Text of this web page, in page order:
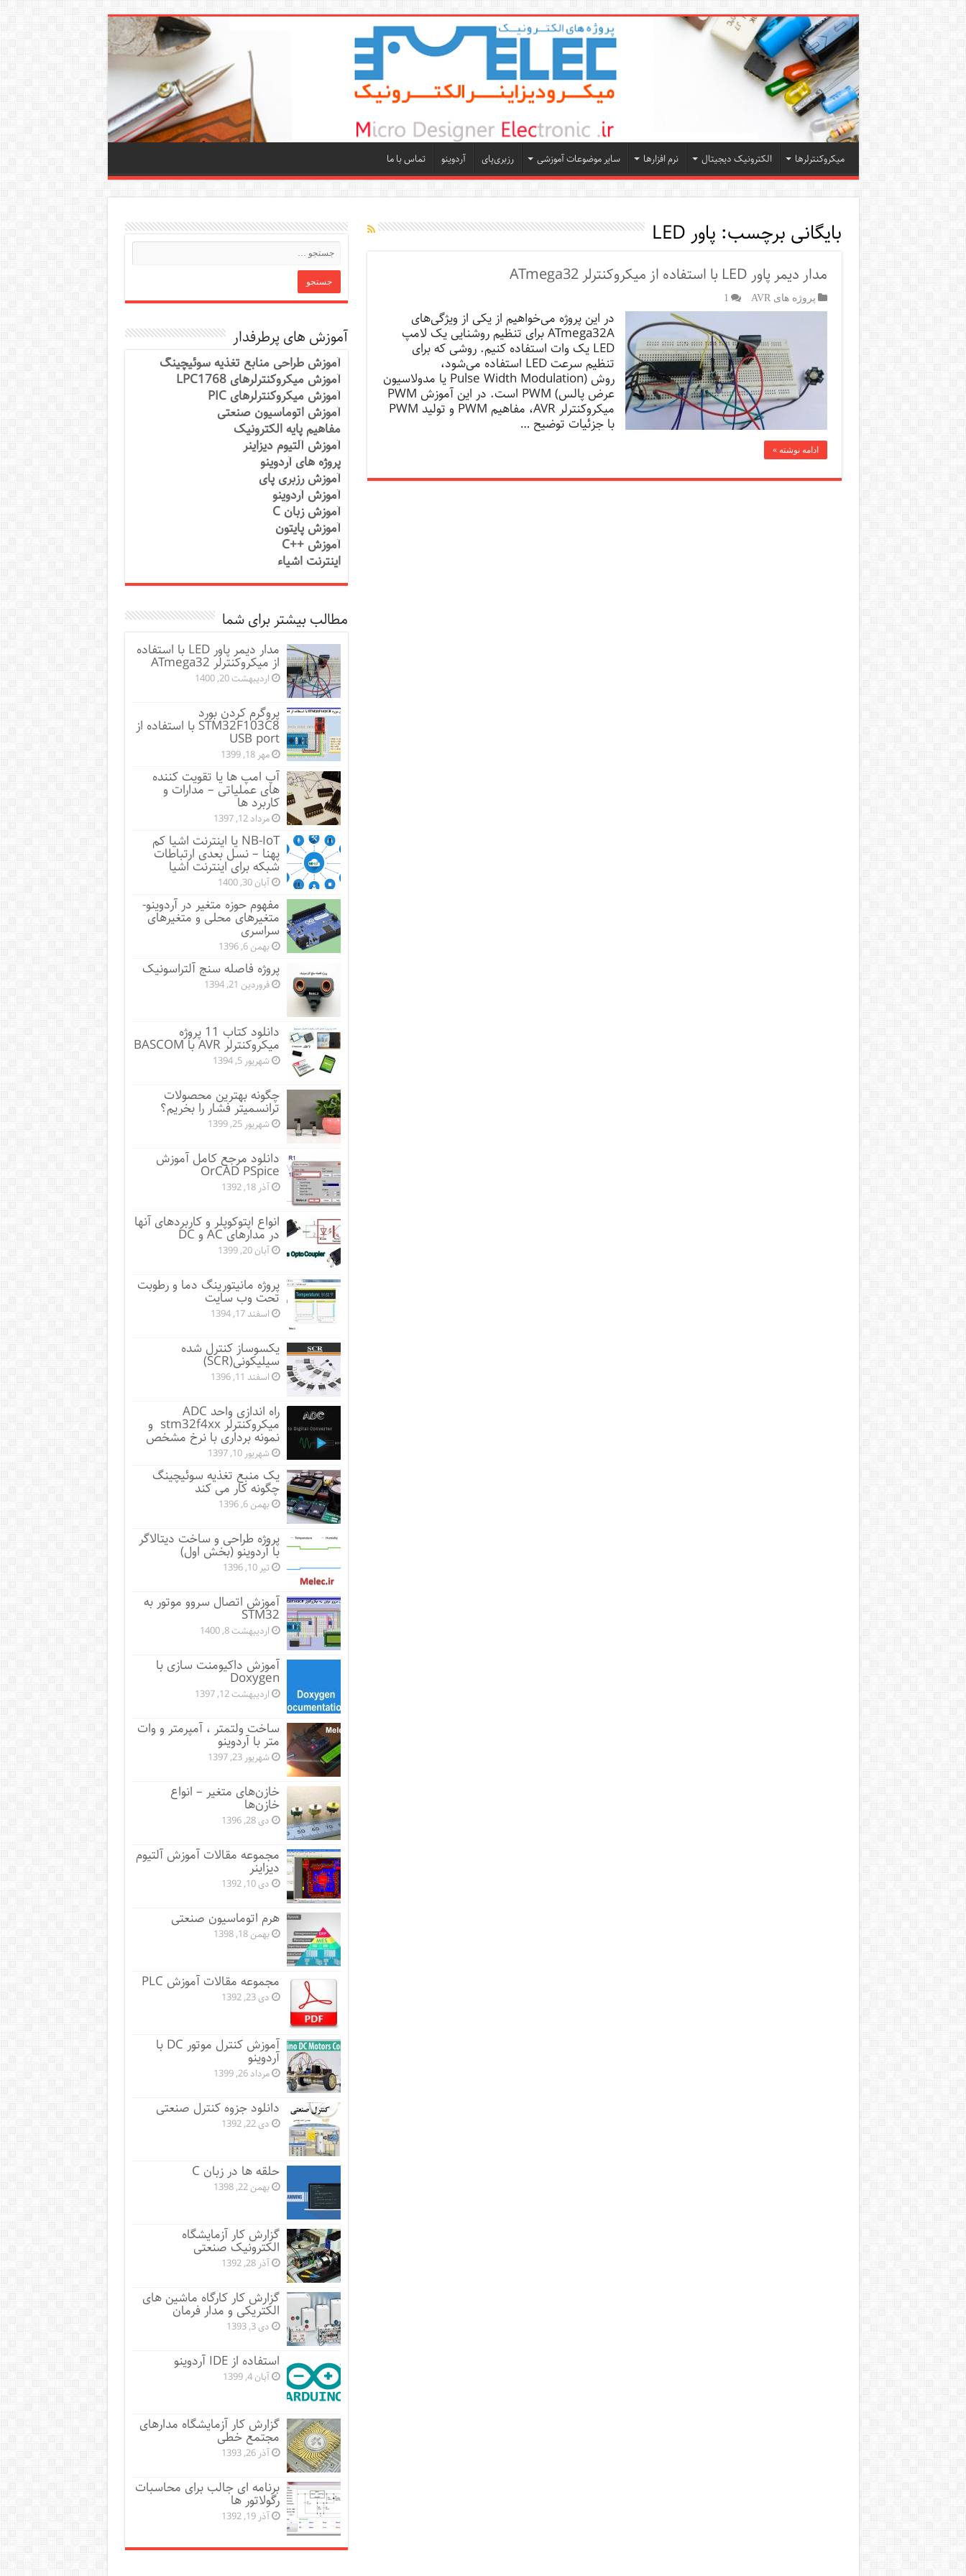
میکروکنترلرها الکترونیک دیجیتال نرم افزارها سایر موضوعات آموزشی رزبری‌پای آردوینو تماس با ما
بایگانی برچسب: پاور LED
مدار دیمر پاور LED با استفاده از میکروکنترلر ATmega32
پروژه های AVR 1
در این پروژه می‌خواهیم از یکی از ویژگی‌های
ATmega32A برای تنظیم روشنایی یک لامپ
LED یک وات استفاده کنیم. روشی که برای
تنظیم سرعت LED استفاده می‌شود،
روش (Pulse Width Modulation یا مدولاسیون
عرض پالس) PWM است. در این آموزش PWM
میکروکنترلر AVR، مفاهیم PWM و تولید PWM
با جزئیات توضیح …
ادامه نوشته »
آموزش های پرطرفدار
آموزش طراحی منابع تغذیه سوئیچینگ
آموزش میکروکنترلرهای LPC1768
آموزش میکروکنترلرهای PIC
آموزش اتوماسیون صنعتی
مفاهیم پایه الکترونیک
آموزش آلتیوم دیزاینر
پروژه های آردوینو
آموزش رزبری پای
آموزش آردوینو
آموزش زبان C
آموزش پایتون
آموزش ++C
اینترنت اشیاء
مطالب بیشتر برای شما
مدار دیمر پاور LED با استفاده
از میکروکنترلر ATmega32
اردیبهشت 20, 1400
پروگرم کردن بورد
STM32F103C8 با استفاده از
USB port
مهر 18, 1399
آپ امپ ها یا تقویت کننده
های عملیاتی – مدارات و
کاربرد ها
مرداد 12, 1397
NB-IoT یا اینترنت اشیا کم
پهنا – نسل بعدی ارتباطات
شبکه برای اینترنت اشیا
آبان 30, 1400
مفهوم حوزه متغیر در آردوینو-
متغیرهای محلی و متغیرهای
سراسری
بهمن 6, 1396
پروژه فاصله سنج آلتراسونیک
فروردین 21, 1394
دانلود کتاب 11 پروژه
میکروکنترلر AVR با BASCOM
شهریور 5, 1394
چگونه بهترین محصولات
ترانسمیتر فشار را بخریم؟
شهریور 25, 1399
دانلود مرجع کامل آموزش
OrCAD PSpice
آذر 18, 1392
انواع اپتوکوپلر و کاربردهای آنها
در مدارهای AC و DC
آبان 20, 1399
پروژه مانيتورينگ دما و رطوبت
تحت وب سایت
اسفند 17, 1394
یکسوساز کنترل شده
سیلیکونی(SCR)
اسفند 11, 1396
راه اندازی واحد ADC
میکروکنترلر stm32f4xx و
نمونه برداری با نرخ مشخص
شهریور 10, 1397
یک منبع تغذیه سوئیچینگ
چگونه کار می کند
بهمن 6, 1396
پروژه طراحی و ساخت دیتالاگر
با آردوینو (بخش اول)
تیر 10, 1396
آموزش اتصال سروو موتور به
STM32
اردیبهشت 8, 1400
آموزش داکیومنت سازی با
Doxygen
اردیبهشت 12, 1397
ساخت ولتمتر ، آمپرمتر و وات
متر با آردوینو
شهریور 23, 1397
خازن‌های متغیر – انواع
خازن‌ها
دی 28, 1396
مجموعه مقالات آموزش آلتیوم
دیزاینر
دی 10, 1392
هرم اتوماسیون صنعتی
بهمن 18, 1398
مجموعه مقالات آموزش PLC
دی 23, 1392
آموزش کنترل موتور DC با
آردوینو
مرداد 26, 1399
دانلود جزوه کنترل صنعتی
دی 22, 1392
حلقه ها در زبان C
بهمن 22, 1398
گزارش کار آزمایشگاه
الکترونیک صنعتی
آذر 28, 1392
گزارش کار کارگاه ماشین های
الکتریکی و مدار فرمان
دی 3, 1393
استفاده از IDE آردوینو
آبان 4, 1399
گزارش کار آزمایشگاه مدارهای
مجتمع خطی
آذر 26, 1393
برنامه ای جالب برای محاسبات
رگولاتور ها
آذر 19, 1392